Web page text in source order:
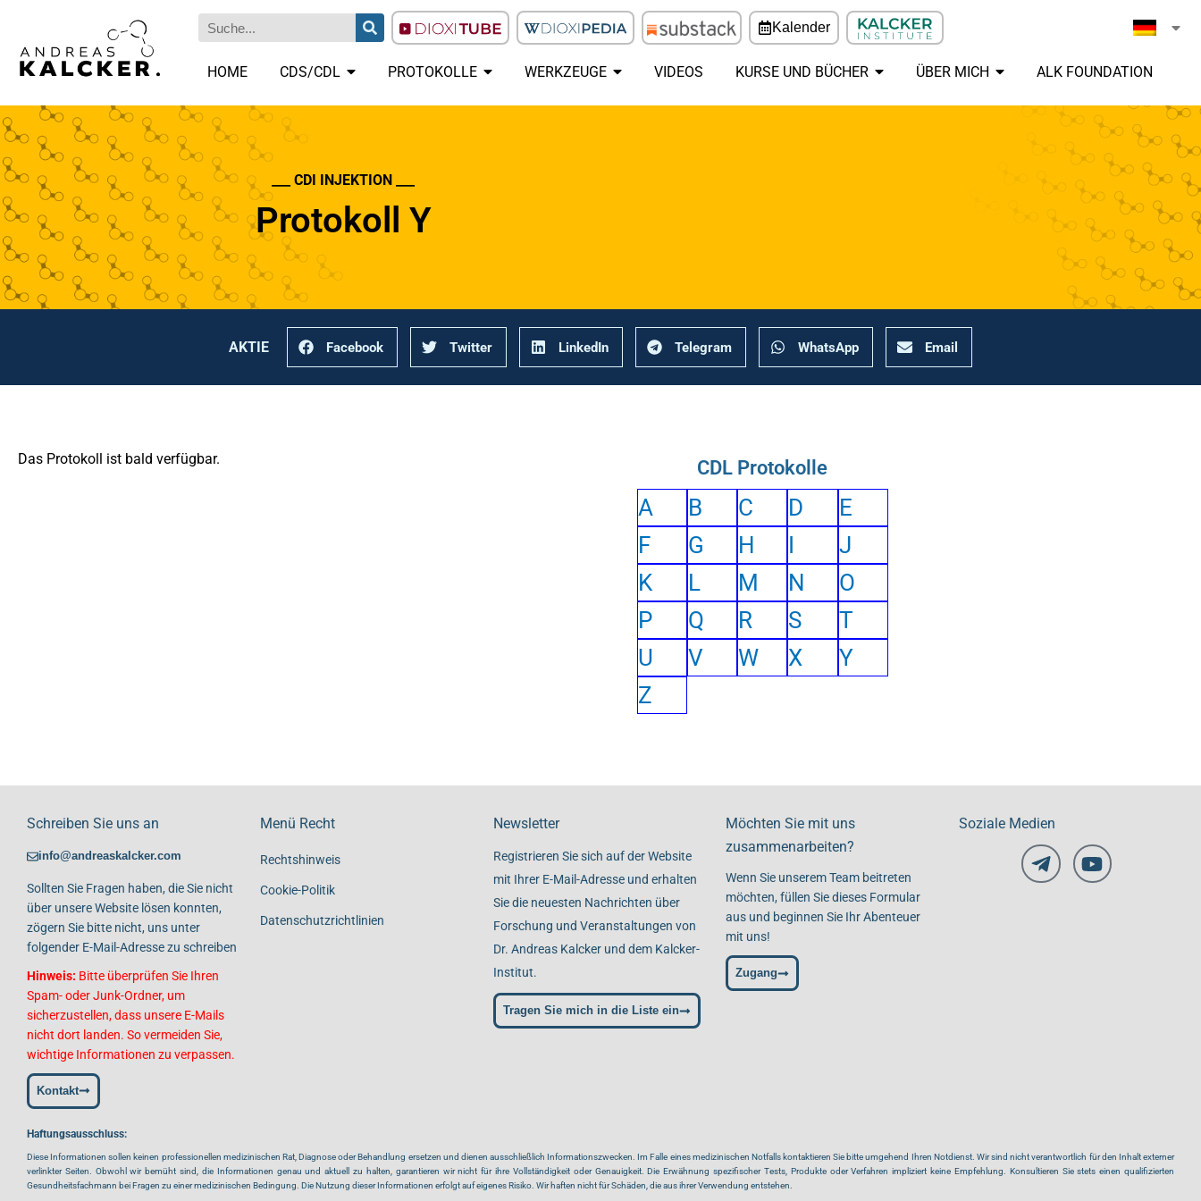
Kalender
HOME CDS/CDL PROTOKOLLE WERKZEUGE VIDEOS KURSE UND BÜCHER ÜBER MICH ALK FOUNDATION
___ CDI INJEKTION ___
Protokoll Y
AKTIE Facebook Twitter LinkedIn Telegram WhatsApp Email
Das Protokoll ist bald verfügbar. CDL Protokolle
A B C D
E
F
G H I
J
K
L M N
O
P
Q R S
T
U
V W X
Y
Z
Schreiben Sie uns an
info@andreaskalcker.com
Sollten Sie Fragen haben, die Sie nicht
über unsere Website lösen konnten,
zögern Sie bitte nicht, uns unter
folgender E-Mail-Adresse zu schreiben
Hinweis: Bitte überprüfen Sie Ihren
Spam- oder Junk-Ordner, um
sicherzustellen, dass unsere E-Mails
nicht dort landen. So vermeiden Sie,
wichtige Informationen zu verpassen.
Kontakt
Menü Recht
Rechtshinweis
Cookie-Politik
Datenschutzrichtlinien
Newsletter
Registrieren Sie sich auf der Website
mit Ihrer E-Mail-Adresse und erhalten
Sie die neuesten Nachrichten über
Forschung und Veranstaltungen von
Dr. Andreas Kalcker und dem Kalcker-
Institut.
Tragen Sie mich in die Liste ein
Möchten Sie mit uns
zusammenarbeiten?
Wenn Sie unserem Team beitreten
möchten, füllen Sie dieses Formular
aus und beginnen Sie Ihr Abenteuer
mit uns!
Zugang
Soziale Medien
Haftungsausschluss:
Diese Informationen sollen keinen professionellen medizinischen Rat, Diagnose oder Behandlung ersetzen und dienen ausschließlich Informationszwecken. Im Falle eines medizinischen Notfalls kontaktieren Sie bitte umgehend Ihren Notdienst. Wir sind nicht verantwortlich für den Inhalt externer
verlinkter Seiten. Obwohl wir bemüht sind, die Informationen genau und aktuell zu halten, garantieren wir nicht für ihre Vollständigkeit oder Genauigkeit. Die Erwähnung spezifischer Tests, Produkte oder Verfahren impliziert keine Empfehlung. Konsultieren Sie stets einen qualifizierten
Gesundheitsfachmann bei Fragen zu einer medizinischen Bedingung. Die Nutzung dieser Informationen erfolgt auf eigenes Risiko. Wir haften nicht für Schäden, die aus ihrer Verwendung entstehen.